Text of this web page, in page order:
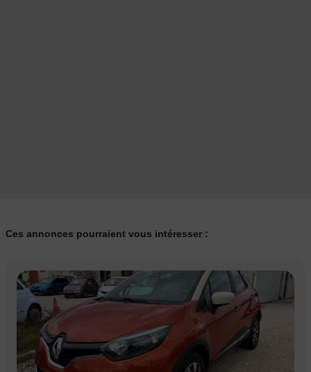
Ces annonces pourraient vous intéresser :